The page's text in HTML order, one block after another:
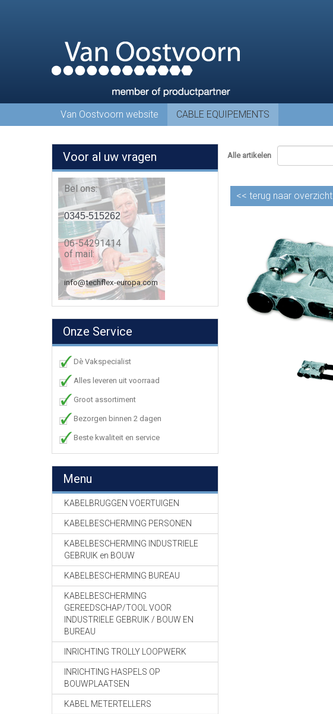
Van Oostvoorn website CABLE EQUIPEMENTS
Voor al uw vragen
Bel ons:
0345-515262
06-54291414
of mail:
info@techflex-europa.com
Onze Service
Dè Vakspecialist
Alles leveren uit voorraad
Groot assortiment
Bezorgen binnen 2 dagen
Beste kwaliteit en service
Menu
KABELBRUGGEN VOERTUIGEN
KABELBESCHERMING PERSONEN
KABELBESCHERMING INDUSTRIELE
GEBRUIK en BOUW
KABELBESCHERMING BUREAU
KABELBESCHERMING
GEREEDSCHAP/TOOL VOOR
INDUSTRIELE GEBRUIK / BOUW EN
BUREAU
INRICHTING TROLLY LOOPWERK
INRICHTING HASPELS OP
BOUWPLAATSEN
KABEL METERTELLERS
Alle artikelen
<< terug naar overzicht